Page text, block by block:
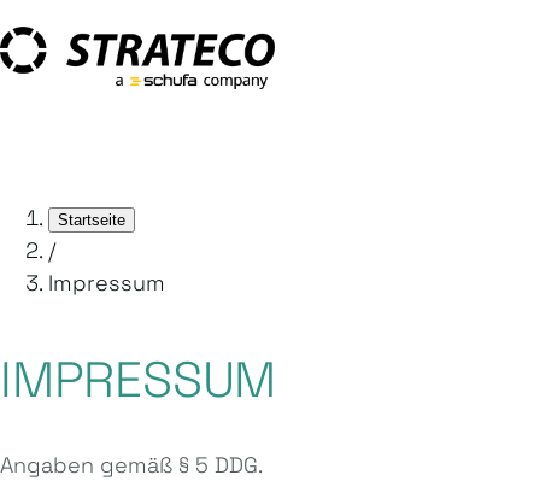
Startseite
/
Impressum
IMPRESSUM
Angaben gemäß § 5 DDG.